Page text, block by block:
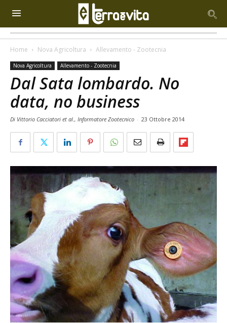
Home Nova Agricoltura Allevamento - Zootecnia
Nova Agricoltura Allevamento - Zootecnia
Dal Sata lombardo. No
data, no business
Di Vittorio Cacciatori et al., Informatore Zootecnico - 23 Ottobre 2014